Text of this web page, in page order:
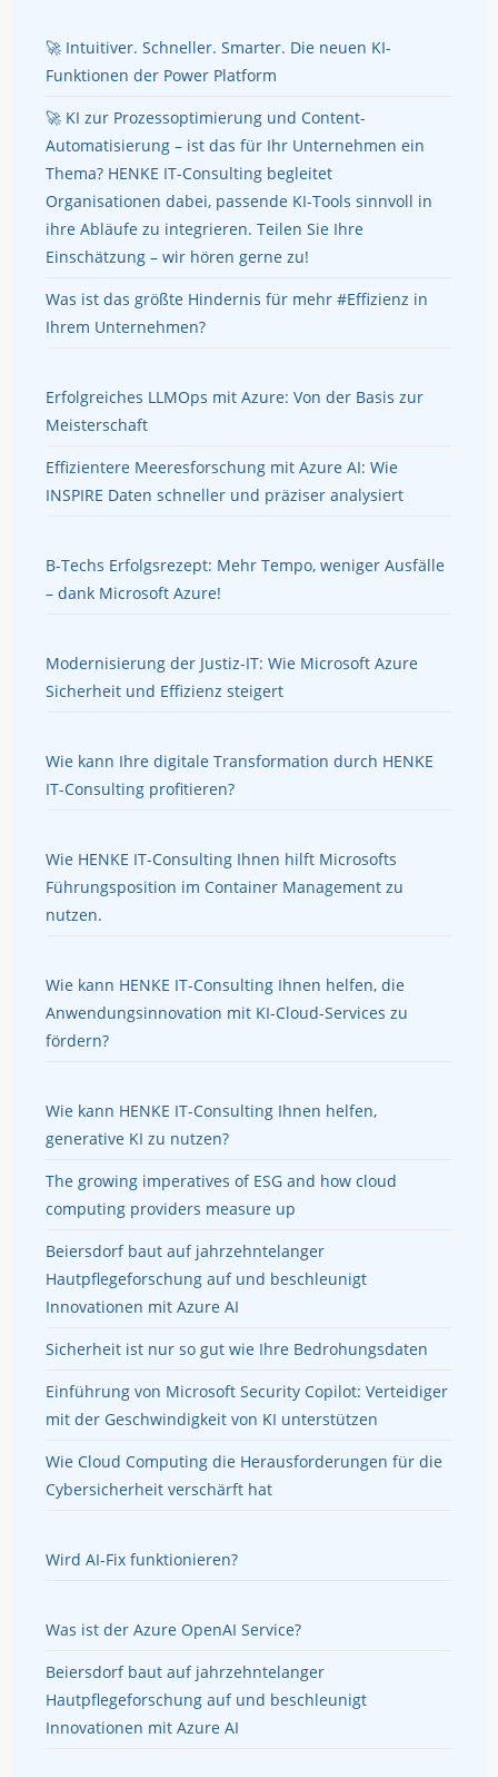
🚀 Intuitiver. Schneller. Smarter. Die neuen KI-
Funktionen der Power Platform
🚀 KI zur Prozessoptimierung und Content-
Automatisierung – ist das für Ihr Unternehmen ein
Thema? HENKE IT-Consulting begleitet
Organisationen dabei, passende KI-Tools sinnvoll in
ihre Abläufe zu integrieren. Teilen Sie Ihre
Einschätzung – wir hören gerne zu!
Was ist das größte Hindernis für mehr #Effizienz in
Ihrem Unternehmen?
Erfolgreiches LLMOps mit Azure: Von der Basis zur
Meisterschaft
Effizientere Meeresforschung mit Azure AI: Wie
INSPIRE Daten schneller und präziser analysiert
B-Techs Erfolgsrezept: Mehr Tempo, weniger Ausfälle
– dank Microsoft Azure!
Modernisierung der Justiz-IT: Wie Microsoft Azure
Sicherheit und Effizienz steigert
Wie kann Ihre digitale Transformation durch HENKE
IT-Consulting profitieren?
Wie HENKE IT-Consulting Ihnen hilft Microsofts
Führungsposition im Container Management zu
nutzen.
Wie kann HENKE IT-Consulting Ihnen helfen, die
Anwendungsinnovation mit KI-Cloud-Services zu
fördern?
Wie kann HENKE IT-Consulting Ihnen helfen,
generative KI zu nutzen?
The growing imperatives of ESG and how cloud
computing providers measure up
Beiersdorf baut auf jahrzehntelanger
Hautpflegeforschung auf und beschleunigt
Innovationen mit Azure AI
Sicherheit ist nur so gut wie Ihre Bedrohungsdaten
Einführung von Microsoft Security Copilot: Verteidiger
mit der Geschwindigkeit von KI unterstützen
Wie Cloud Computing die Herausforderungen für die
Cybersicherheit verschärft hat
Wird AI-Fix funktionieren?
Was ist der Azure OpenAI Service?
Beiersdorf baut auf jahrzehntelanger
Hautpflegeforschung auf und beschleunigt
Innovationen mit Azure AI